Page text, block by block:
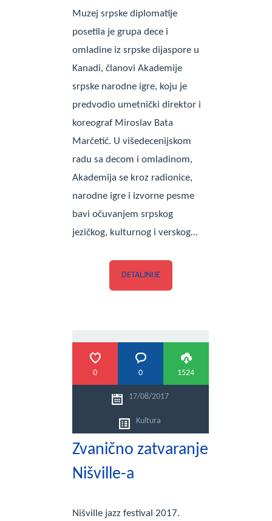
Muzej srpske diplomatije
posetila je grupa dece i
omladine iz srpske dijaspore u
Kanadi, članovi Akademije
srpske narodne igre, koju je
predvodio umetnički direktor i
koreograf Miroslav Bata
Marčetić. U višedecenijskom
radu sa decom i omladinom,
Akademija se kroz radionice,
narodne igre i izvorne pesme
bavi očuvanjem srpskog
jezičkog, kulturnog i verskog…
DETALJNIJE
0 0 1524
17/08/2017
Kultura
Zvanično zatvaranje
Nišville-a
Nišville jazz festival 2017.